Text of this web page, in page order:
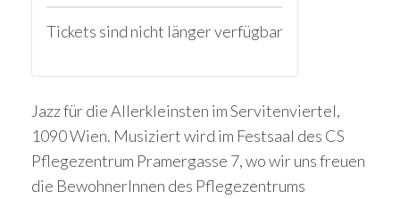
Tickets sind nicht länger verfügbar
Jazz für die Allerkleinsten im Servitenviertel,
1090 Wien. Musiziert wird im Festsaal des CS
Pflegezentrum Pramergasse 7, wo wir uns freuen
die BewohnerInnen des Pflegezentrums